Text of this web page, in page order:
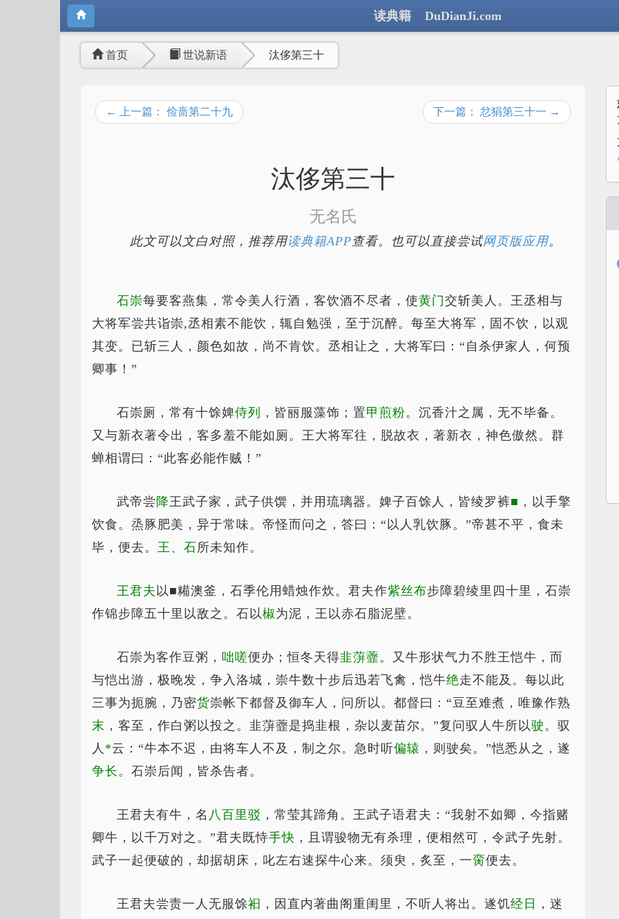
读典籍 DuDianJi.com
首页 世说新语 汰侈第三十
← 上一篇： 俭啬第二十九 下一篇： 忿狷第三十一 →
汰侈第三十
无名氏
此文可以文白对照，推荐用读典籍APP查看。也可以直接尝试网页版应用。
石崇每要客燕集，常令美人行酒，客饮酒不尽者，使黄门 交斩美人。王丞相与
大将军尝共诣崇,丞相素不能饮，辄自勉强，至于沉醉。每至大将军，固不饮，以观
其变。已斩三人，颜色如故，尚不肯饮。丞相让之，大将军曰：“自杀伊家人，何预
卿事！”
石崇厕，常有十馀婢侍列 ，皆丽服藻饰；置甲煎粉。沉香汁之属，无不毕备。
又与新衣著令出，客多羞不能如厕。王大将军往，脱故衣，著新衣，神色傲然。群
蝉相谓曰：“此客必能作贼！”
武帝尝 降王武子家，武子供馔，并用琉璃器。婢子百馀人，皆绫罗裤■ ，以手擎
饮食。烝豚肥美，异于常味。帝怪而问之，答曰：“以人乳饮豚。”帝甚不平，食未
毕，便去。 王、石所未知作。
王君夫 以■糒澳釜，石季伦用蜡烛作炊。君夫作紫丝布步障碧绫里四十里，石崇
作锦步障五十里以敌之。石以椒为泥，王以赤石脂泥壁。
石崇为客作豆粥， 咄嗟便办；恒冬天得韭蓱虀。又牛形状气力不胜王恺牛，而
与恺出游，极晚发，争入洛城，崇牛数十步后迅若飞禽，恺牛绝走不能及。每以此
三事为扼腕，乃密货崇帐下都督及御车人，问所以。都督曰：“豆至难煮，唯豫作熟
末 ，客至，作白粥以投之。韭蓱虀是捣韭根，杂以麦苗尔。”复问驭人牛所以驶。驭
人 *云 ：“牛本不迟，由将车人不及，制之尔。急时听偏辕 ，则驶矣。”恺悉从之，遂
争长。石崇后闻，皆杀告者。
王君夫有牛，名 八百里驳 ，常莹其蹄角。王武子语君夫：“我射不如卿，今指赌
卿牛，以千万对之。”君夫既恃手快 ，且谓骏物无有杀理，便相然可，令武子先射。
武子一起便破的，却据胡床，叱左右速探牛心来。须臾，炙至，一脔便去。
王君夫尝责一人无服馀衵 ，因直内著曲阁重闺里，不听人将出。遂饥经日
，迷